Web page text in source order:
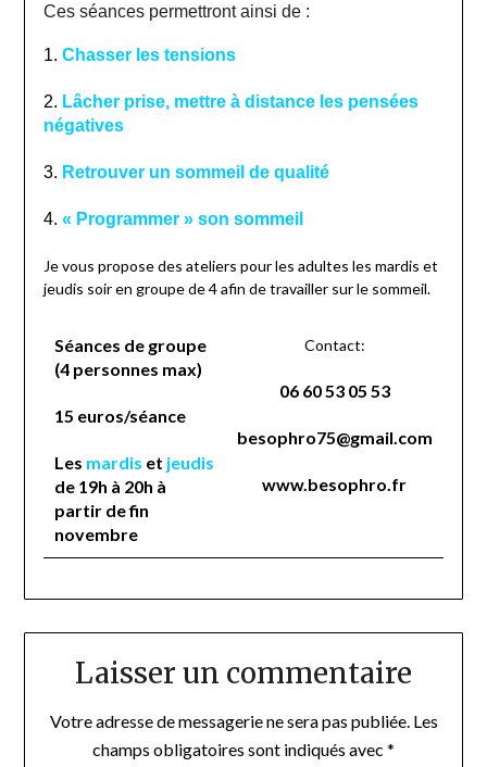
Ces séances permettront ainsi de :
1. Chasser les tensions
2. Lâcher prise, mettre à distance les pensées
négatives
3. Retrouver un sommeil de qualité
4. « Programmer » son sommeil
Je vous propose des ateliers pour les adultes les mardis et
jeudis soir en groupe de 4 afin de travailler sur le sommeil.
Séances de groupe
(4 personnes max)
15 euros/séance
Les mardis et jeudis
de 19h à 20h à
partir de fin
novembre
Contact:
06 60 53 05 53
besophro75@gmail.com
www.besophro.fr
Laisser un commentaire
Votre adresse de messagerie ne sera pas publiée.Les
champs obligatoires sont indiqués avec *